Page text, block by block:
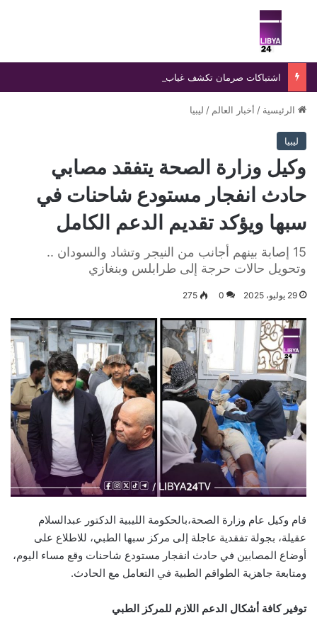
بحث عن
الرئيسية / أخبار العالم / ليبيا
ليبيا
وكيل وزارة الصحة يتفقد مصابي
حادث انفجار مستودع شاحنات في
سبها ويؤكد تقديم الدعم الكامل
15 إصابة بينهم أجانب من النيجر وتشاد والسودان ..
وتحويل حالات حرجة إلى طرابلس وبنغازي
29 يوليو، 2025 0
275
قام وكيل عام وزارة الصحة،بالحكومة الليبية الدكتور عبدالسلام
عقيلة، بجولة تفقدية عاجلة إلى مركز سبها الطبي، للاطلاع على
أوضاع المصابين في حادث انفجار مستودع شاحنات وقع مساء اليوم،
ومتابعة جاهزية الطواقم الطبية في التعامل مع الحادث.
توفير كافة أشكال الدعم اللازم للمركز الطبي